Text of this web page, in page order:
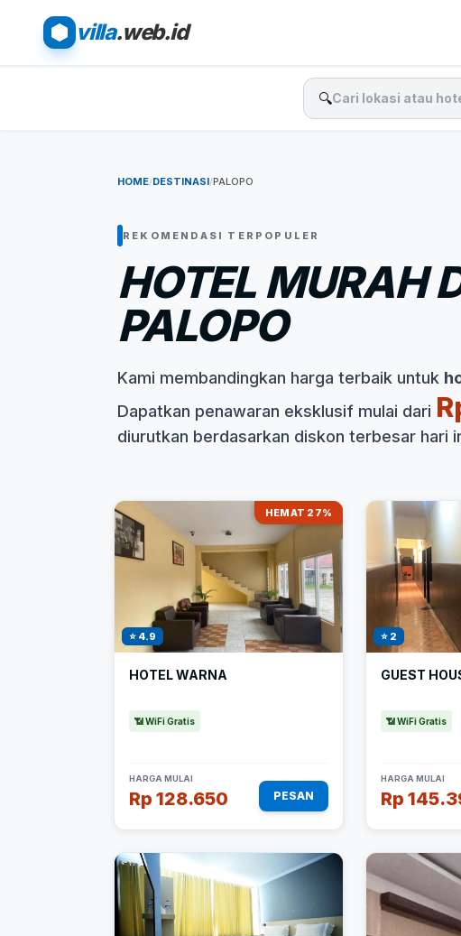
villa.web.id
🔍
HOME/DESTINASI/PALOPO
REKOMENDASI TERPOPULER
HOTEL MURAH
PALOPO
Kami membandingkan harga terbaik untuk
Dapatkan penawaran eksklusif mulai dari
diurutkan berdasarkan diskon terbesar hari
HEMAT 27%
⭐ 4.9
HOTEL WARNA
📶 WiFi Gratis
HARGA MULAI
Rp 128.650 PESAN
⭐ 2
GUEST
📶 WiFi Gratis
HARGA MULAI
Rp